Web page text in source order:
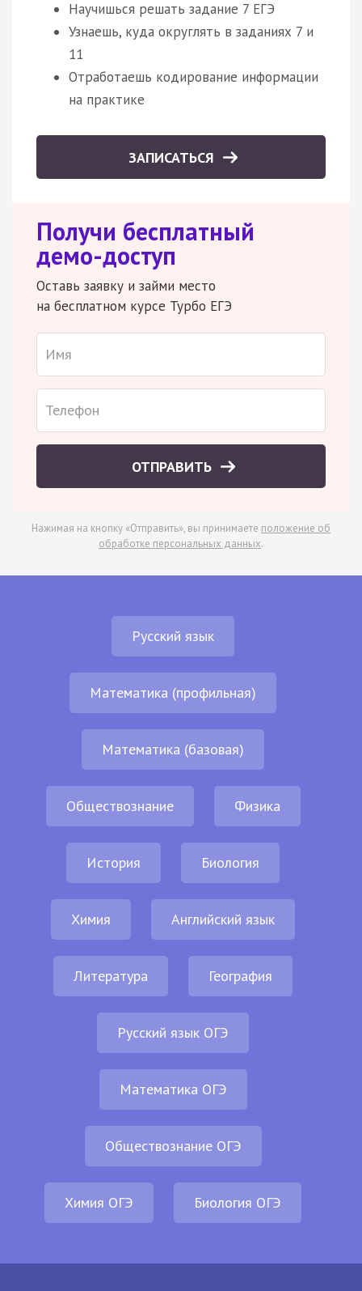
Научишься решать задание 7 ЕГЭ
Узнаешь, куда округлять в заданиях 7 и
11
Отработаешь кодирование информации
на практике
ЗАПИСАТЬСЯ
Получи бесплатный
демо-доступ
Оставь заявку и займи место
на бесплатном курсе Турбо ЕГЭ
ОТПРАВИТЬ
Нажимая на кнопку «Отправить», вы принимаете положение об
обработке персональных данных.
Русский язык
Математика (профильная)
Математика (базовая)
Обществознание Физика
История Биология
Химия Английский язык
Литература География
Русский язык ОГЭ
Математика ОГЭ
Обществознание ОГЭ
Химия ОГЭ Биология ОГЭ